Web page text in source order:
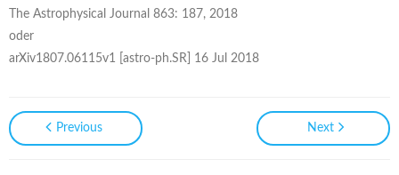
The Astrophysical Journal 863: 187, 2018
oder
arXiv1807.06115v1 [astro-ph.SR] 16 Jul 2018
Previous Next